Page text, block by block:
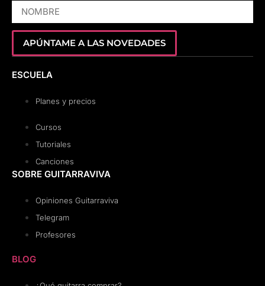
APÚNTAME A LAS NOVEDADES
ESCUELA
Planes y precios
Cursos
Tutoriales
Canciones
SOBRE GUITARRAVIVA
Opiniones Guitarraviva
Telegram
Profesores
BLOG